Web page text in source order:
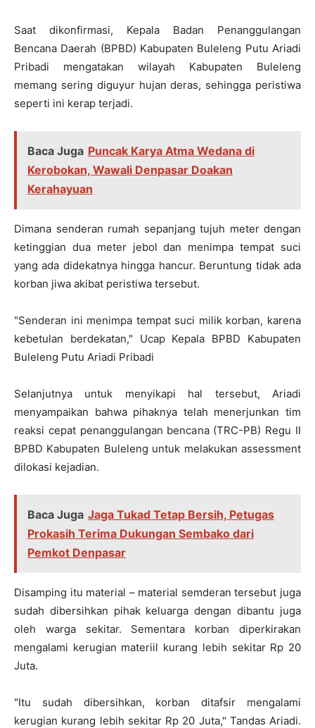
Saat dikonfirmasi, Kepala Badan Penanggulangan
Bencana Daerah (BPBD) Kabupaten Buleleng Putu Ariadi
Pribadi mengatakan wilayah Kabupaten Buleleng
memang sering diguyur hujan deras, sehingga peristiwa
seperti ini kerap terjadi.
Baca Juga Puncak Karya Atma Wedana di
Kerobokan, Wawali Denpasar Doakan
Kerahayuan
Dimana senderan rumah sepanjang tujuh meter dengan
ketinggian dua meter jebol dan menimpa tempat suci
yang ada didekatnya hingga hancur. Beruntung tidak ada
korban jiwa akibat peristiwa tersebut.
"Senderan ini menimpa tempat suci milik korban, karena
kebetulan berdekatan," Ucap Kepala BPBD Kabupaten
Buleleng Putu Ariadi Pribadi
Selanjutnya untuk menyikapi hal tersebut, Ariadi
menyampaikan bahwa pihaknya telah menerjunkan tim
reaksi cepat penanggulangan bencana (TRC-PB) Regu II
BPBD Kabupaten Buleleng untuk melakukan assessment
dilokasi kejadian.
Baca Juga Jaga Tukad Tetap Bersih, Petugas
Prokasih Terima Dukungan Sembako dari
Pemkot Denpasar
Disamping itu material – material semderan tersebut juga
sudah dibersihkan pihak keluarga dengan dibantu juga
oleh warga sekitar. Sementara korban diperkirakan
mengalami kerugian materiil kurang lebih sekitar Rp 20
Juta.
"Itu sudah dibersihkan, korban ditafsir mengalami
kerugian kurang lebih sekitar Rp 20 Juta," Tandas Ariadi.